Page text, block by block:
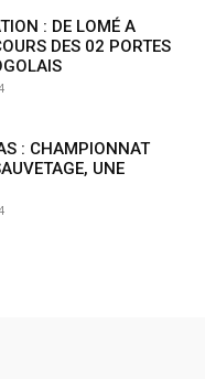
: DE LOMÉ A
DES 02 PORTES
: CHAMPIONNAT
UNE